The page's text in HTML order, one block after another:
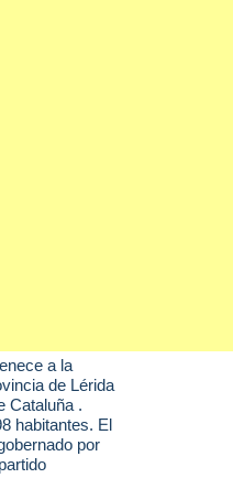
a la
de Lérida
Cataluña .
habitantes. El
por